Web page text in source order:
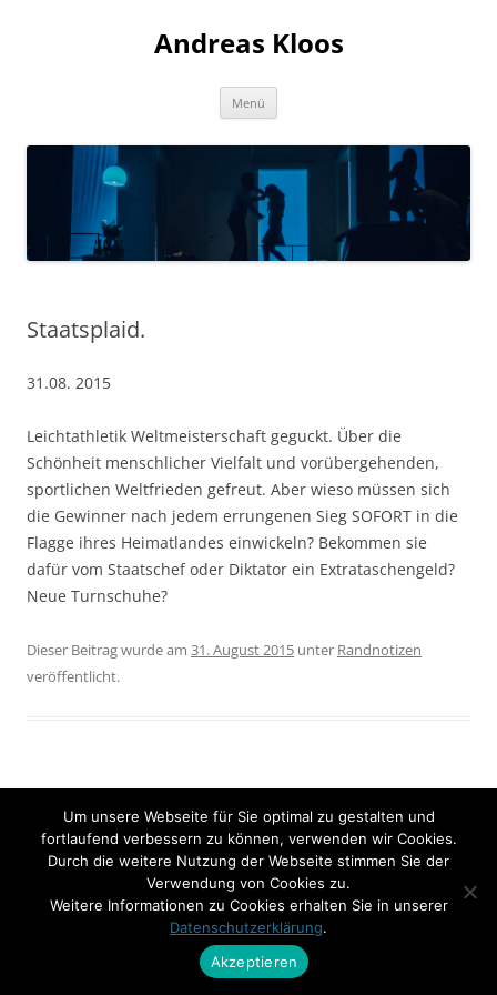
Andreas Kloos
Menü
Staatsplaid.
31.08. 2015
Leichtathletik Weltmeisterschaft geguckt. Über die
Schönheit menschlicher Vielfalt und vorübergehenden,
sportlichen Weltfrieden gefreut. Aber wieso müssen sich
die Gewinner nach jedem errungenen Sieg SOFORT in die
Flagge ihres Heimatlandes einwickeln? Bekommen sie
dafür vom Staatschef oder Diktator ein Extrataschengeld?
Neue Turnschuhe?
Dieser Beitrag wurde am 31. August 2015 unter Randnotizen
veröffentlicht.
Beitrags-
Navigation
Mit Klimaanlage. Ey Du.
Um unsere Webseite für Sie optimal zu gestalten und
fortlaufend verbessern zu können, verwenden wir Cookies.
Durch die weitere Nutzung der Webseite stimmen Sie der
Verwendung von Cookies zu.
Weitere Informationen zu Cookies erhalten Sie in unserer
Datenschutzerklärung.
Akzeptieren